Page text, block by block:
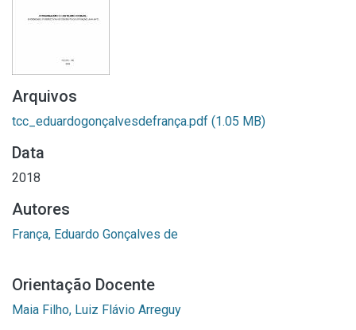
Arquivos
tcc_eduardogonçalvesdefrança.pdf (1.05 MB)
Data
2018
Autores
França, Eduardo Gonçalves de
Orientação Docente
Maia Filho, Luiz Flávio Arreguy